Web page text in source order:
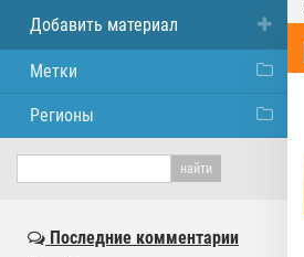
Добавить материал
Метки
Регионы
Последние комментарии